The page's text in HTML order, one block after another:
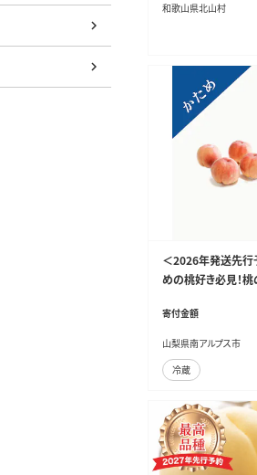
和歌山県北山村
＜2026年発送先行
めの桃好き必見！桃
寄付金額
山梨県南アルプス市
冷蔵